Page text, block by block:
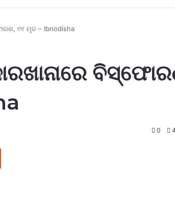
୧୧ ମୃତ – Ibnodisha
0 4
Reddit